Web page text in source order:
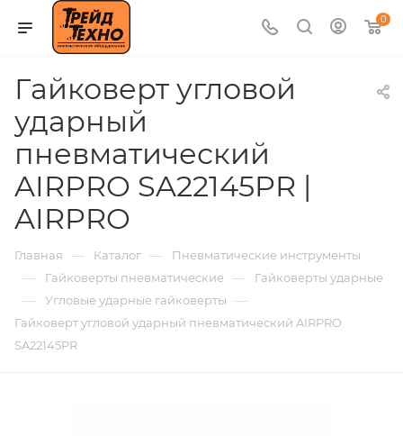
0
Гайковерт угловой
ударный
пневматический
AIRPRO SA22145PR |
AIRPRO
Главная — Каталог — Пневматические инструменты
— Гайковерты пневматические — Гайковерты ударные
— Угловые ударные гайковерты —
Гайковерт угловой ударный пневматический AIRPRO
SA22145PR